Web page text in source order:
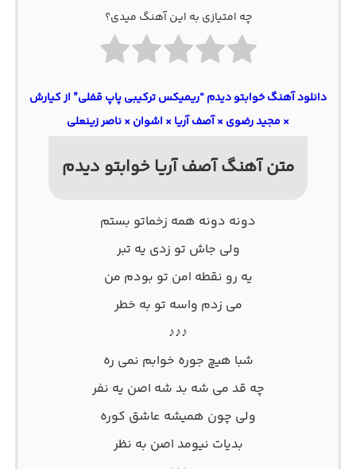
چه امتیازی به این آهنگ میدی؟
دانلود آهنگ خوابتو دیدم “ریمیکس ترکیبی پاپ قفلی” از کیارش
× مجید رضوی × آصف آریا × اشوان × ناصر زینعلی
متن آهنگ آصف آریا خوابتو دیدم
دونه دونه همه زخماتو بستم
ولی جاش تو زدی یه تبر
یه رو نقطه امن تو بودم من
می زدم واسه تو به خطر
♪♪♪
شبا هیچ جوره خوابم نمی ره
چه قد می شه بد شه اصن یه نفر
ولی چون همیشه عاشق کوره
بدیات نیومد اصن به نظر